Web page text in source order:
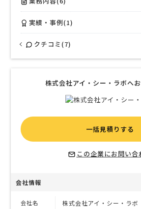
実績・事例(1)
クチコミ(7)
株式会社アイ・シー・ラボへ
一括見積りする
この企業にお問い合
会社情報
会社名 株式会社アイ・シー・ラボ